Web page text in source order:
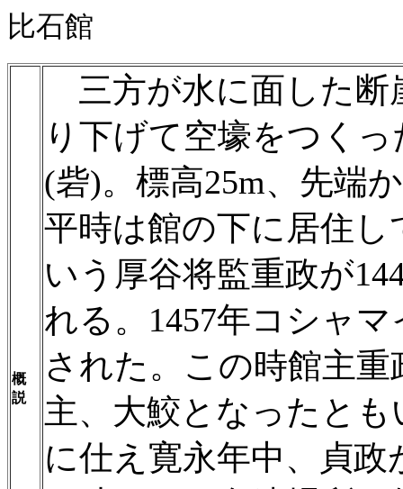
比石館
概
説
三方が水に面した断
り下げて空壕をつく
(砦)。標高25m、先端
平時は館の下に居住
いう厚谷将監重政が
れる。1457年コシャ
された。この時館主
主、大鮫となったと
に仕え寛永年中、貞